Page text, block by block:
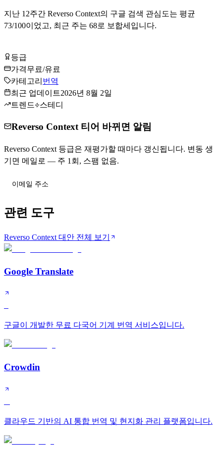
지난 12주간 Reverso Context의 구글 검색 관심도는 평균
73/100이었고, 최근 주는 68로 보합세입니다.
등급
가격무료/유료
카테고리 번역
최근 업데이트2026년 8월 2일
트렌드
스테디
Reverso Context 티어 바뀌면 알림
Reverso Context 등급은 재평가할 때마다 갱신됩니다. 변동 생
기면 메일로 — 주 1회, 스팸 없음.
관련 도구
Reverso Context 대안 전체 보기
Google Translate
구글이 개발한 무료 다국어 기계 번역 서비스입니다.
Crowdin
클라우드 기반의 AI 통합 번역 및 현지화 관리 플랫폼입니다.